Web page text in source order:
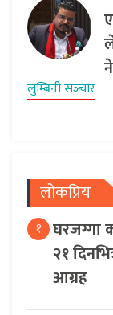
लुम्बिनी सञ्‍चार
लोकप्रिय
१ घरजग्गा
२१
आग्रह